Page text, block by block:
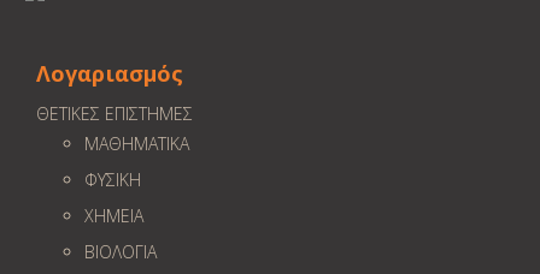
Λογαριασμός
ΘΕΤΙΚΕΣ ΕΠΙΣΤΗΜΕΣ
ΜΑΘΗΜΑΤΙΚΑ
ΦΥΣΙΚΗ
ΧΗΜΕΙΑ
ΒΙΟΛΟΓΙΑ